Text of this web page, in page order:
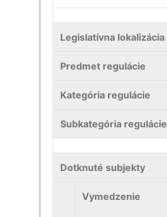
Legislatívna lokalizácia
Predmet regulácie
Kategória regulácie
Subkategória regulácie
Dotknuté subjekty
Vymedzenie